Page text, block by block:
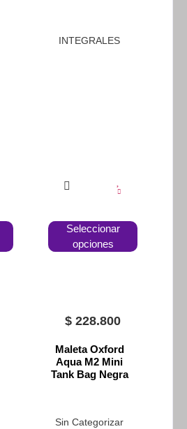
INTEGRALES
Seleccionar
opciones
$ 228.800
Maleta Oxford
Aqua M2 Mini
Tank Bag Negra
Sin Categorizar